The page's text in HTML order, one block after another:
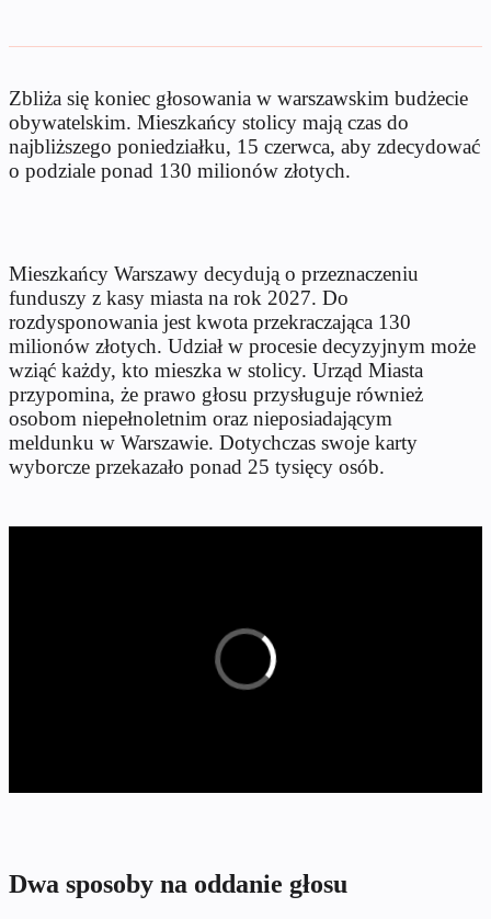
Zbliża się koniec głosowania w warszawskim budżecie
obywatelskim. Mieszkańcy stolicy mają czas do
najbliższego poniedziałku, 15 czerwca, aby zdecydować
o podziale ponad 130 milionów złotych.
Mieszkańcy Warszawy decydują o przeznaczeniu
funduszy z kasy miasta na rok 2027. Do
rozdysponowania jest kwota przekraczająca 130
milionów złotych. Udział w procesie decyzyjnym może
wziąć każdy, kto mieszka w stolicy. Urząd Miasta
przypomina, że prawo głosu przysługuje również
osobom niepełnoletnim oraz nieposiadającym
meldunku w Warszawie. Dotychczas swoje karty
wyborcze przekazało ponad 25 tysięcy osób.
Dwa sposoby na oddanie głosu